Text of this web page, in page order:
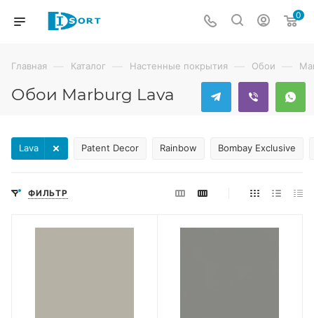
0
Главная — Каталог — Настенные покрытия — Обои —
Обои Marburg Lava
Patent Decor Rainbow Bombay Exclusive
Lava
ФИЛЬТР